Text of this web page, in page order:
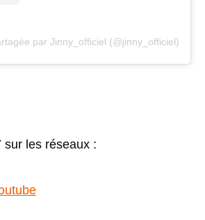
par Jinny_officiel (@jinny_officiel)
sur les réseaux :